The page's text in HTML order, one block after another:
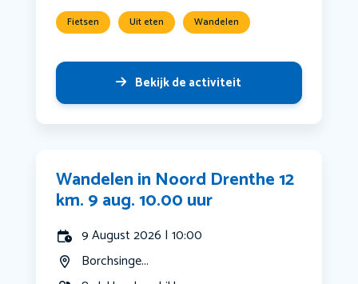
Fietsen Uit eten Wandelen
Bekijk de activiteit
Wandelen in Noord Drenthe 12
km. 9 aug. 10.00 uur
9 August 2026 | 10:00
Borchsinge...